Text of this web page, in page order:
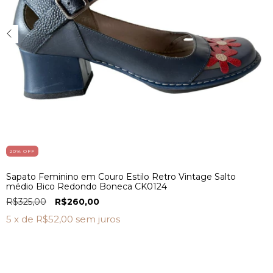
20% OFF
Sapato Feminino em Couro Estilo Retro Vintage Salto
médio Bico Redondo Boneca CK0124
R$325,00
R$260,00
5 x de R$52,00 sem juros